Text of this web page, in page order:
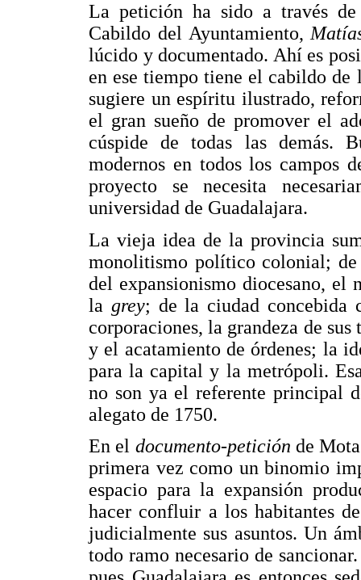
La petición ha sido a través
Cabildo del Ayuntamiento,
lúcido y documentado. Ahí es
en ese tiempo tiene el cabildo
sugiere un espíritu ilustrado,
el gran sueño de promover el
cúspide de todas las demás.
modernos en todos los campos
proyecto se necesita
universidad de Guadalajara.
La vieja idea de la provincia
monolitismo político colonial;
del expansionismo diocesano,
la grey; de la ciudad concebida
corporaciones, la grandeza de
y el acatamiento de órdenes; la
para la capital y la metrópoli.
no son ya el referente principal
alegato de 1750.
En el documento-petición de
primera vez como un binomio
espacio para la expansión
hacer confluir a los habitantes
judicialmente sus asuntos. Un
todo ramo necesario de